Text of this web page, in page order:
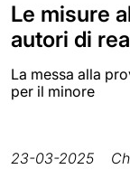
Le misure
autori di
La messa alla
per il minore
23-03-2025